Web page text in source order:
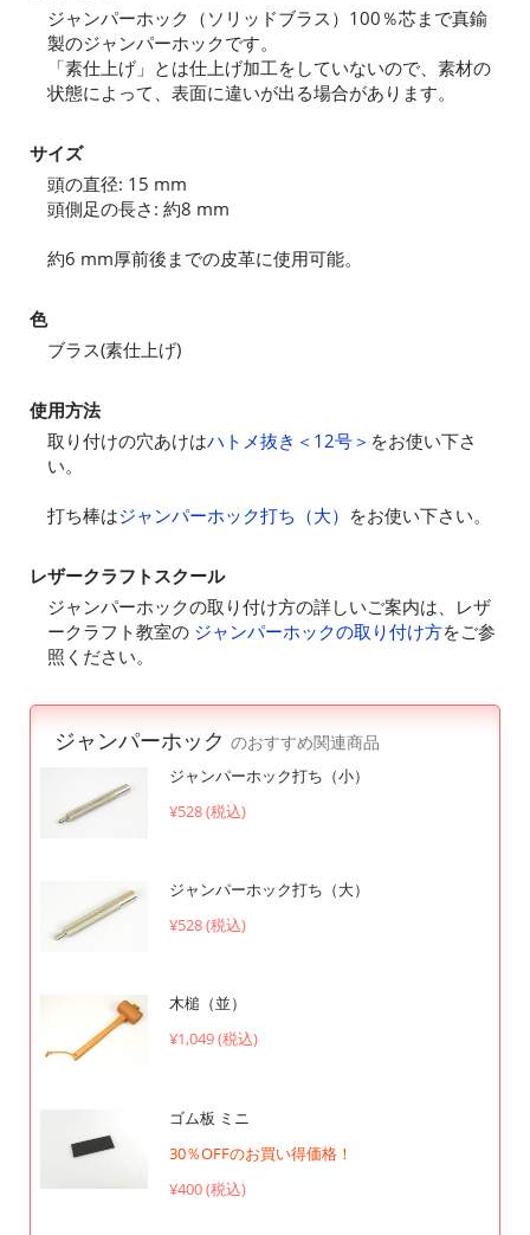
ジャンパーホック（ソリッドブラス）100％芯まで真鍮
製のジャンパーホックです。
「素仕上げ」とは仕上げ加工をしていないので、素材の
状態によって、表面に違いが出る場合があります。
サイズ
頭の直径: 15 mm
頭側足の長さ: 約8 mm
約6 mm厚前後までの皮革に使用可能。
色
ブラス(素仕上げ)
使用方法
取り付けの穴あけはハトメ抜き＜12号＞ をお使い下さ
い。
打ち棒はジャンパーホック打ち（大） をお使い下さい。
レザークラフトスクール
ジャンパーホックの取り付け方の詳しいご案内は、レザ
ークラフト教室の ジャンパーホックの取り付け方をご参
照ください。
ジャンパーホック のおすすめ関連商品
ジャンパーホック打ち（小）
¥528 (税込)
ジャンパーホック打ち（大）
¥528 (税込)
木槌（並）
¥1,049 (税込)
ゴム板 ミニ
30％OFFのお買い得価格！
¥400 (税込)